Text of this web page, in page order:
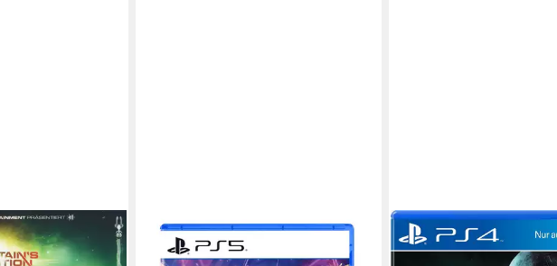
Home Captain's
PQUBE
K-Pop Idol Stories: Road to Debut
SONY
Until Dawn